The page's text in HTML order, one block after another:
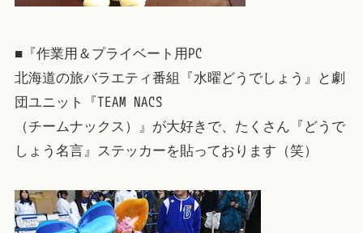
■『作業用＆プライベート用PC
北海道の旅バラエティ番組『水曜どうでしょう』と劇
団ユニット『TEAM NACS
（チームナックス）』が大好きで、たくさん『どうで
しょう名言』ステッカーを貼っております（笑）